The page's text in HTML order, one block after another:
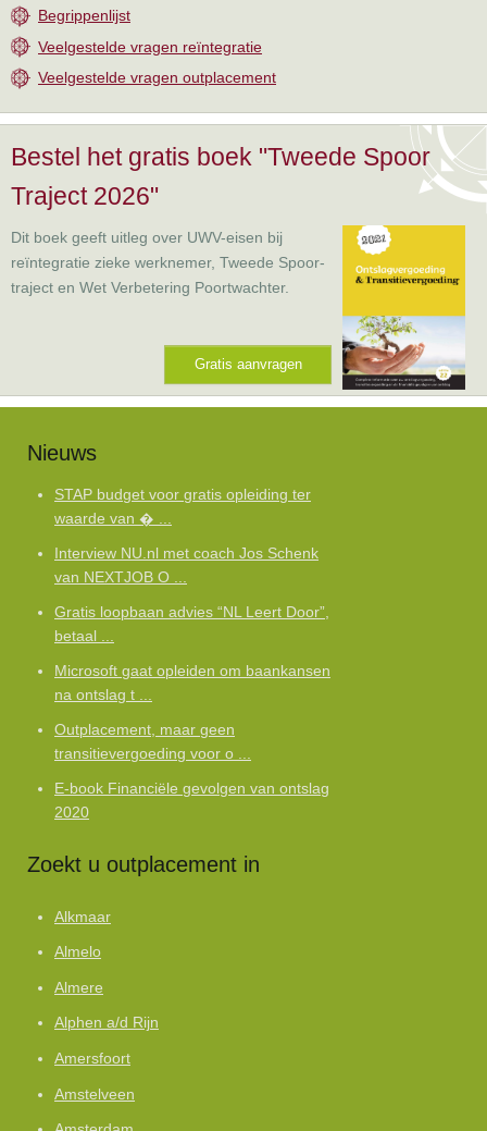
Begrippenlijst
Veelgestelde vragen reïntegratie
Veelgestelde vragen outplacement
Bestel het gratis boek "Tweede Spoor
Traject 2026"
Dit boek geeft uitleg over UWV-eisen bij
reïntegratie zieke werknemer, Tweede Spoor-
traject en Wet Verbetering Poortwachter.
Gratis aanvragen
Nieuws
STAP budget voor gratis opleiding ter
waarde van � ...
Interview NU.nl met coach Jos Schenk
van NEXTJOB O ...
Gratis loopbaan advies “NL Leert Door”,
betaal ...
Microsoft gaat opleiden om baankansen
na ontslag t ...
Outplacement, maar geen
transitievergoeding voor o ...
E-book Financiële gevolgen van ontslag
2020
Zoekt u outplacement in
Alkmaar
Almelo
Almere
Alphen a/d Rijn
Amersfoort
Amstelveen